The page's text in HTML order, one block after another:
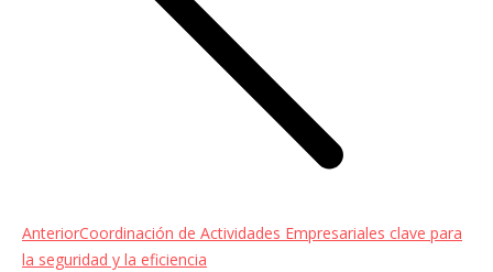
AnteriorEntrada
anterior:
Coordinación de Actividades Empresariales clave para
la seguridad y la eficiencia